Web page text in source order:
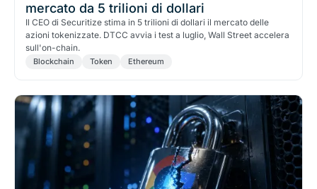
mercato da 5 trilioni di dollari
Il CEO di Securitize stima in 5 trilioni di dollari il mercato delle
azioni tokenizzate. DTCC avvia i test a luglio, Wall Street accelera
sull'on-chain.
Blockchain Token Ethereum